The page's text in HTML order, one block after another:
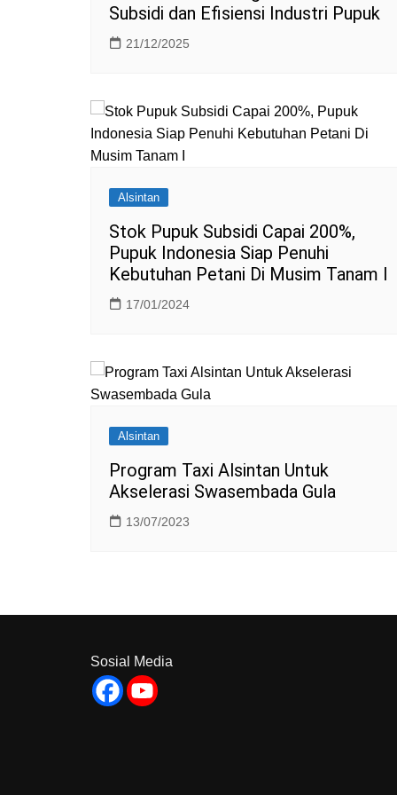
Subsidi dan Efisiensi Industri Pupuk
21/12/2025
Alsintan
Stok Pupuk Subsidi Capai 200%,
Pupuk Indonesia Siap Penuhi
Kebutuhan Petani Di Musim Tanam I
17/01/2024
Alsintan
Program Taxi Alsintan Untuk
Akselerasi Swasembada Gula
13/07/2023
Sosial Media